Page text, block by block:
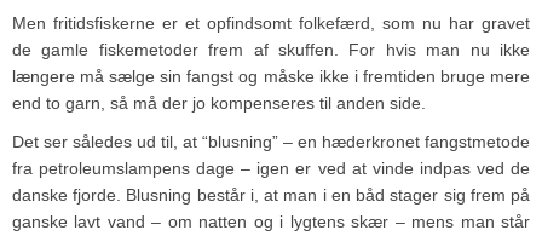
Men fritidsfiskerne er et opfindsomt folkefærd, som nu har gravet
de gamle fiskemetoder frem af skuffen. For hvis man nu ikke
længere må sælge sin fangst og måske ikke i fremtiden bruge mere
end to garn, så må der jo kompenseres til anden side.
Det ser således ud til, at “blusning” – en hæderkronet fangstmetode
fra petroleumslampens dage – igen er ved at vinde indpas ved de
danske fjorde. Blusning består i, at man i en båd stager sig frem på
ganske lavt vand – om natten og i lygtens skær – mens man står